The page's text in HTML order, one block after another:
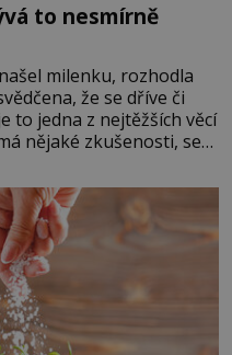
to nesmírně
milenku, rozhodla
že se dříve či
to jedna z nejtěžších věcí
nějaké zkušenosti, se
pořídil milenku,